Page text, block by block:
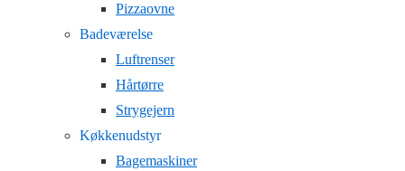
Pizzaovne
Badeværelse
Luftrenser
Hårtørre
Strygejern
Køkkenudstyr
Bagemaskiner